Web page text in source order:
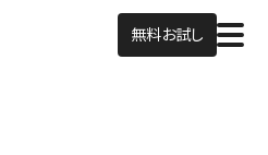
無料お試し